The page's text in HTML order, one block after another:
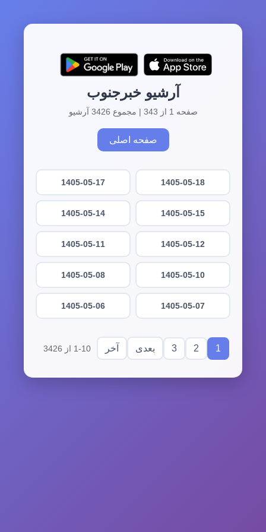
آرشیو خبرجنوب
صفحه 1 از 343 | مجموع 3426 آرشیو
صفحه اصلی
1405-05-18
1405-05-17
1405-05-15
1405-05-14
1405-05-12
1405-05-11
1405-05-10
1405-05-08
1405-05-07
1405-05-06
1
2
3 بعدی آخر 1-10 از 3426